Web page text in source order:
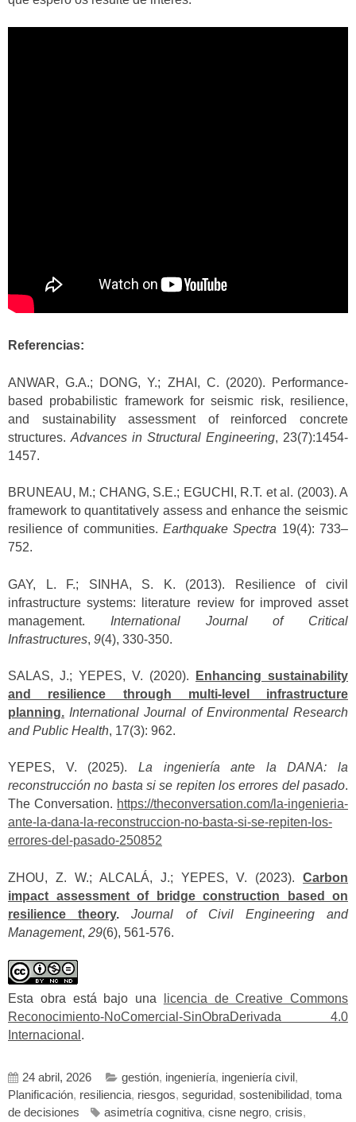
Referencias:
ANWAR, G.A.; DONG, Y.; ZHAI, C. (2020). Performance-
based probabilistic framework for seismic risk, resilience,
and sustainability assessment of reinforced concrete
structures. Advances in Structural Engineering, 23(7):1454-
1457.
BRUNEAU, M.; CHANG, S.E.; EGUCHI, R.T. et al. (2003). A
framework to quantitatively assess and enhance the seismic
resilience of communities. Earthquake Spectra 19(4): 733–
752.
GAY, L. F.; SINHA, S. K. (2013). Resilience of civil
infrastructure systems: literature review for improved asset
management. International Journal of Critical
Infrastructures, 9(4), 330-350.
SALAS, J.; YEPES, V. (2020).
Enhancing sustainability
and resilience through multi-level infrastructure
planning. International Journal of Environmental Research
and Public Health, 17(3): 962.
YEPES, V. (2025). La ingeniería ante la DANA: la
reconstrucción no basta si se repiten los errores del pasado.
The Conversation. https://theconversation.com/la-ingenieria-
ante-la-dana-la-reconstruccion-no-basta-si-se-repiten-los-
errores-del-pasado-250852
ZHOU, Z. W.; ALCALÁ, J.; YEPES, V. (2023). Carbon
impact assessment of bridge construction based on
resilience theory.
Journal of Civil Engineering and
Management, 29(6), 561-576.
Esta obra está bajo una
licencia de Creative Commons
Reconocimiento-NoComercial-SinObraDerivada 4.0
Internacional .
24 abril, 2026 gestión, ingeniería, ingeniería civil,
Planificación, resiliencia, riesgos, seguridad, sostenibilidad, toma
de decisiones
asimetría cognitiva, cisne negro, crisis,